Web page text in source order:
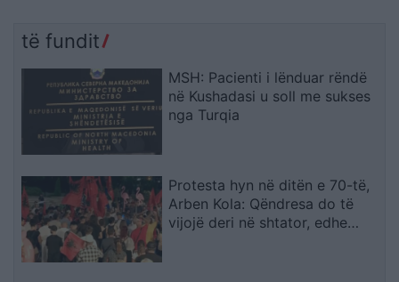
të fundit
MSH: Pacienti i lënduar rëndë
në Kushadasi u soll me sukses
nga Turqia
Protesta hyn në ditën e 70-të,
Arben Kola: Qëndresa do të
vijojë deri në shtator, edhe